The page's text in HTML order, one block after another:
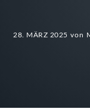
28. MÄRZ 2025 von